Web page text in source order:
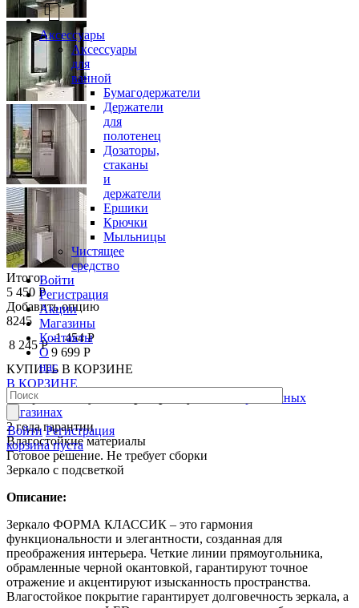
Аксессуары
Аксессуары
для
ванной
Бумагодержатели
Держатели
для
полотенец
Дозаторы,
стаканы
и
держатели
Ершики
Крючки
Мыльницы
Чистящее
средство
Войти
Регистрация
Акции
Магазины
Контакты
О
нас
Войти Регистрация
корзина пуста
Итого:
5 450 Р
Добавить опцию
8245
8 245 Р
-1 454 Р
9 699 Р
КУПИТЬ В КОРЗИНЕ
В КОРЗИНЕ
Товар можно купить
в наших розничных
магазинах
2 года гарантии
Влагостойкие материалы
Готовое решение. Не требует сборки
Зеркало с подсветкой
Описание:
Зеркало ФОРМА КЛАССИК – это гармония
функциональности и элегантности, созданная для
преображения интерьера. Четкие линии прямоугольника,
обрамленные черной окантовкой, гарантируют точное
отражение и акцентируют изысканность пространства.
Влагостойкое покрытие гарантирует долговечность зеркала, а